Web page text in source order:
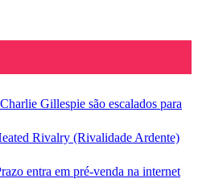
Gillespie são escalados para
Rivalry (Rivalidade Ardente)
entra em pré-venda na internet